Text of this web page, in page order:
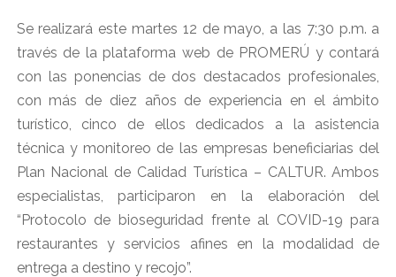
Se realizará este martes 12 de mayo, a las 7:30 p.m. a
través de la plataforma web de PROMERÚ y contará
con las ponencias de dos destacados profesionales,
con más de diez años de experiencia en el ámbito
turístico, cinco de ellos dedicados a la asistencia
técnica y monitoreo de las empresas beneficiarias del
Plan Nacional de Calidad Turística – CALTUR. Ambos
especialistas, participaron en la elaboración del
“Protocolo de bioseguridad frente al COVID-19 para
restaurantes y servicios afines en la modalidad de
entrega a destino y recojo”.